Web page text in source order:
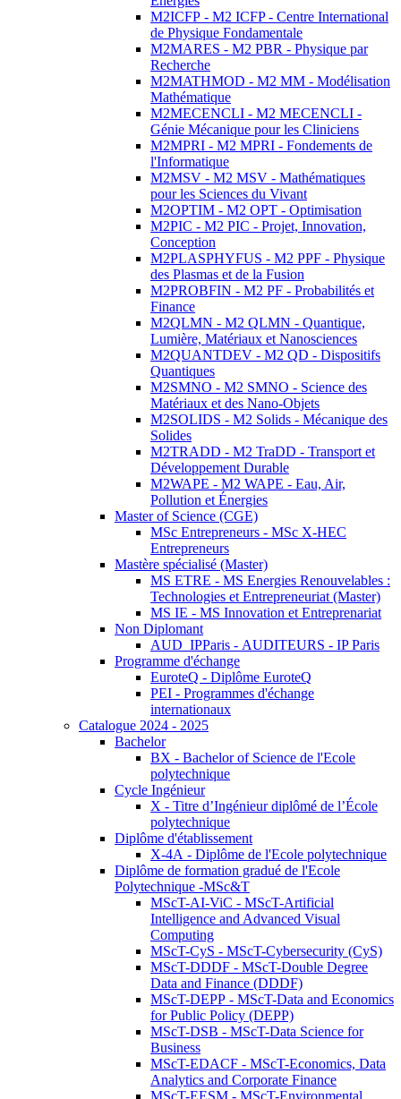
M2ICFP - M2 ICFP - Centre International
de Physique Fondamentale
M2MARES - M2 PBR - Physique par
Recherche
M2MATHMOD - M2 MM - Modélisation
Mathématique
M2MECENCLI - M2 MECENCLI -
Génie Mécanique pour les Cliniciens
M2MPRI - M2 MPRI - Fondements de
l'Informatique
M2MSV - M2 MSV - Mathématiques
pour les Sciences du Vivant
M2OPTIM - M2 OPT - Optimisation
M2PIC - M2 PIC - Projet, Innovation,
Conception
M2PLASPHYFUS - M2 PPF - Physique
des Plasmas et de la Fusion
M2PROBFIN - M2 PF - Probabilités et
Finance
M2QLMN - M2 QLMN - Quantique,
Lumière, Matériaux et Nanosciences
M2QUANTDEV - M2 QD - Dispositifs
Quantiques
M2SMNO - M2 SMNO - Science des
Matériaux et des Nano-Objets
M2SOLIDS - M2 Solids - Mécanique des
Solides
M2TRADD - M2 TraDD - Transport et
Développement Durable
M2WAPE - M2 WAPE - Eau, Air,
Pollution et Énergies
Master of Science (CGE)
MSc Entrepreneurs - MSc X-HEC
Entrepreneurs
Mastère spécialisé (Master)
MS ETRE - MS Energies Renouvelables :
Technologies et Entrepreneuriat (Master)
MS IE - MS Innovation et Entreprenariat
Non Diplomant
AUD_IPParis - AUDITEURS - IP Paris
Programme d'échange
EuroteQ - Diplôme EuroteQ
PEI - Programmes d'échange
internationaux
Catalogue 2024 - 2025
Bachelor
BX - Bachelor of Science de l'Ecole
polytechnique
Cycle Ingénieur
X - Titre d’Ingénieur diplômé de l’École
polytechnique
Diplôme d'établissement
X-4A - Diplôme de l'Ecole polytechnique
Diplôme de formation gradué de l'Ecole
Polytechnique -MSc&T
MScT-AI-ViC - MScT-Artificial
Intelligence and Advanced Visual
Computing
MScT-CyS - MScT-Cybersecurity (CyS)
MScT-DDDF - MScT-Double Degree
Data and Finance (DDDF)
MScT-DEPP - MScT-Data and Economics
for Public Policy (DEPP)
MScT-DSB - MScT-Data Science for
Business
MScT-EDACF - MScT-Economics, Data
Analytics and Corporate Finance
MScT-EESM - MScT-Environmental